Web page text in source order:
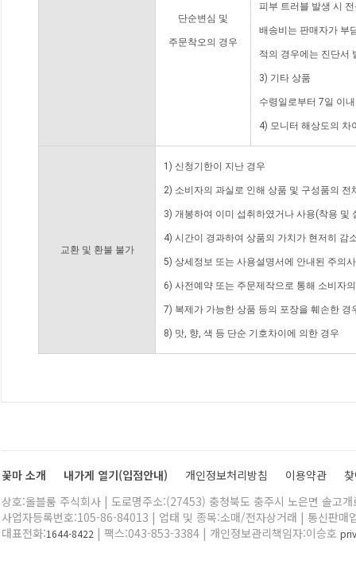
단순변심 및
주문착오의 경우
피부 트러블 발생 시
배송비는 판매자가 부
적의 경우에는 진단서
3) 기타 상품
수령일로부터 7일 이
4) 모니터 해상도의 차
교환 및 환불 불가
1) 신청기한이 지난 경우
2) 소비자의 과실로 인해 상품 및 구성품의
3) 개봉하여 이미 섭취하였거나 사용(착용 및
4) 시간이 경과하여 상품의 가치가 현저히 감
5) 상세정보 또는 사용설명서에 안내된 주의
6) 사전예약 또는 주문제작으로 통해 소비자
7) 복제가 가능한 상품 등의 포장을 훼손한 경
8) 맛, 향, 색 등 단순 기호차이에 의한 경우
꽃마 소개 내가게 열기(입점안내) 개인정보처리방침 이용약관
상호:올블룸 주식회사 | 도로명주소:(27453) 충청북도 충주시 노은면 솔고
사업자등록번호:105-86-84013 | 업태 및 종목:소매/전자상거래 | 통신판매
대표전화:1644-8422 | 팩스:043-853-3384 | 개인정보관리책임자:이승호